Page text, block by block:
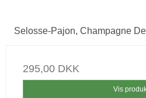
Selosse-Pajon, Champagne
295,00 DKK
Vis